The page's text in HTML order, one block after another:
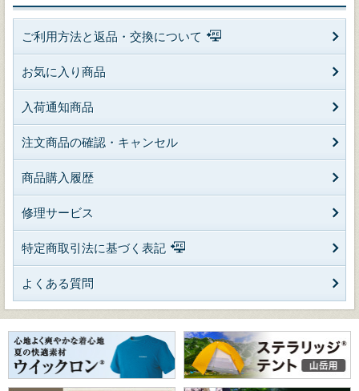
ご利用方法と返品・交換について
お気に入り商品
入荷通知商品
注文商品の確認・キャンセル
商品購入履歴
修理サービス
特定商取引法に基づく表記
よくある質問